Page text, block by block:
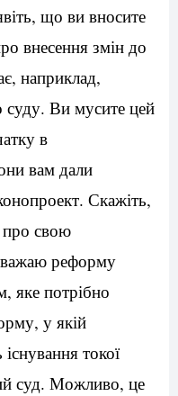
що ви вносите
внесення змін до
наприклад,
суду. Ви мусите цей
в
вам дали
Скажіть,
про свою
реформу
яке потрібно
у якій
токої
суд. Можливо, це